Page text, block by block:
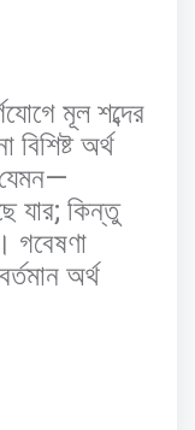
মূল শব্দের
বিশিষ্ট অর্থ
যেমন—
যার; কিন্তু
গবেষণা
বর্তমান অর্থ